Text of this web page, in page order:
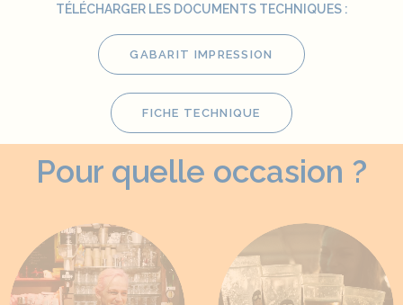
TÉLÉCHARGER LES DOCUMENTS TECHNIQUES :
GABARIT IMPRESSION
FICHE TECHNIQUE
Pour quelle occasion ?